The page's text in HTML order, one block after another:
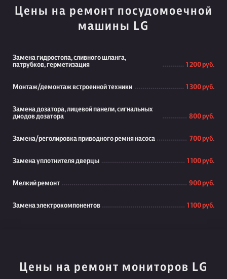
Цены на ремонт посудомоечной
машины LG
Замена гидростопа, сливного шланга,
патрубков, герметизация
1 200 руб.
Монтаж/демонтаж встроенной техники 1 300 руб.
Замена дозатора, лицевой панели, сигнальных
диодов дозатора
800 руб.
Замена/реголировка приводного ремня насоса 700 руб.
Замена уплотнителя дверцы 1 100 руб.
Мелкий ремонт 900 руб.
Замена электрокомпонентов 1 100 руб.
Цены на ремонт мониторов LG